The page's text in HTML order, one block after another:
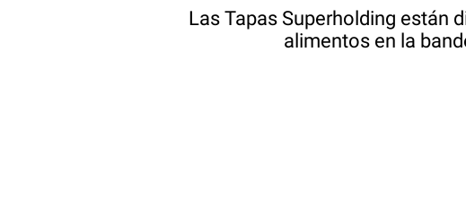
Las Tapas Superholding están
alimentos en la